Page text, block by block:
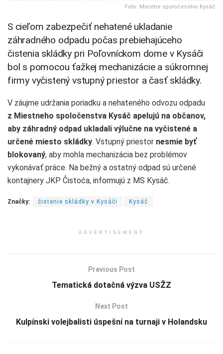
Foto: Miestne spoločenstvo Kysáč
S cieľom zabezpečiť nehatené ukladanie
záhradného odpadu počas prebiehajúceho
čistenia skládky pri Poľovníckom dome v Kysáči
bol s pomocou ťažkej mechanizácie a súkromnej
firmy vyčistený vstupný priestor a časť skládky.
V záujme udržania poriadku a nehateného odvozu odpadu
z Miestneho spoločenstva Kysáč apelujú na občanov,
aby záhradný odpad ukladali výlučne na vyčistené a
určené miesto skládky. Vstupný priestor nesmie byť
blokovaný, aby mohla mechanizácia bez problémov
vykonávať práce. Na bežný a ostatný odpad sú určené
kontajnery JKP Čistoća, informujú z MS Kysáč.
Značky: čistenie skládky v Kysáči Kysáč
ADVERTISEMENT
Previous Post
Tematická dotačná výzva USŽZ
Next Post
Kulpínski volejbalisti úspešní na turnaji v Holandsku